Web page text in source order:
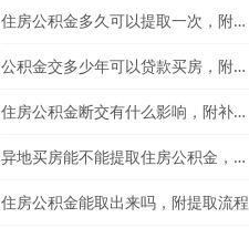
住房公积金多久可以提取一次，附相关介绍
公积金交多少年可以贷款买房，附住房公积金介绍
住房公积金断交有什么影响，附补缴所需材料
异地买房能不能提取住房公积金，附提取流程
住房公积金能取出来吗，附提取流程